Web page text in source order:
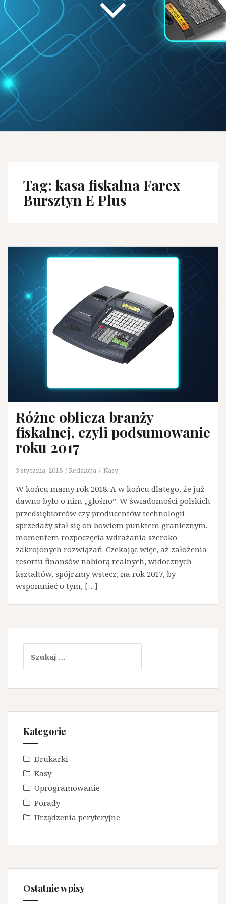
Tag: kasa fiskalna Farex
Bursztyn E Plus
Różne oblicza branży
fiskalnej, czyli podsumowanie
roku 2017
3 stycznia, 2018 Redakcja Kasy
W końcu mamy rok 2018. A w końcu dlatego, że już
dawno było o nim „głośno”. W świadomości polskich
przedsiębiorców czy producentów technologii
sprzedaży stał się on bowiem punktem granicznym,
momentem rozpoczęcia wdrażania szeroko
zakrojonych rozwiązań. Czekając więc, aż założenia
resortu finansów nabiorą realnych, widocznych
kształtów, spójrzmy wstecz, na rok 2017, by
wspomnieć o tym, […]
Kategorie
Drukarki
Kasy
Oprogramowanie
Porady
Urządzenia peryferyjne
Ostatnie wpisy